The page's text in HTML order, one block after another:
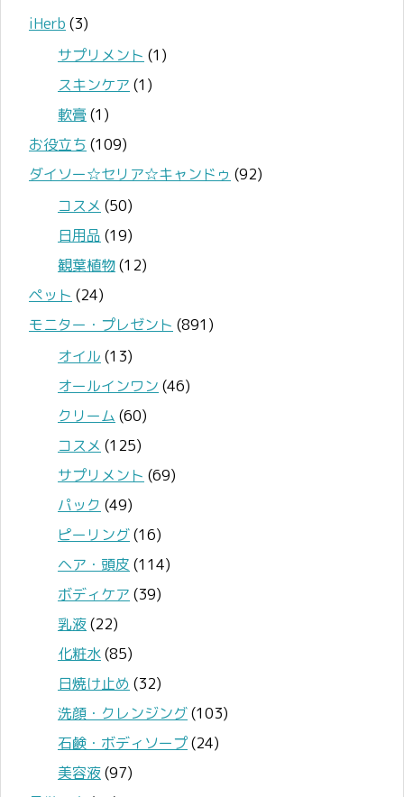
iHerb (3)
サプリメント (1)
スキンケア (1)
軟膏(1)
お役立ち (109)
ダイソー☆セリア☆キャンドゥ (92)
コスメ (50)
日用品 (19)
観葉植物(12)
ペット (24)
モニター・プレゼント (891)
オイル (13)
オールインワン (46)
クリーム (60)
コスメ (125)
サプリメント (69)
パック (49)
ピーリング(16)
ヘア・頭皮 (114)
ボディケア (39)
乳液(22)
化粧水(85)
日焼け止め (32)
洗顔・クレンジング(103)
石鹸・ボディソープ(24)
美容液(97)